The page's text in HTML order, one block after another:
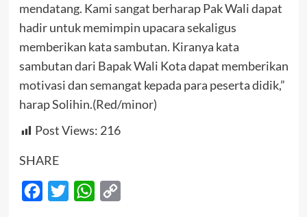
mendatang. Kami sangat berharap Pak Wali dapat
hadir untuk memimpin upacara sekaligus
memberikan kata sambutan. Kiranya kata
sambutan dari Bapak Wali Kota dapat memberikan
motivasi dan semangat kepada para peserta didik,”
harap Solihin.(Red/minor)
Post Views: 216
SHARE
Facebook
Twitter WhatsApp